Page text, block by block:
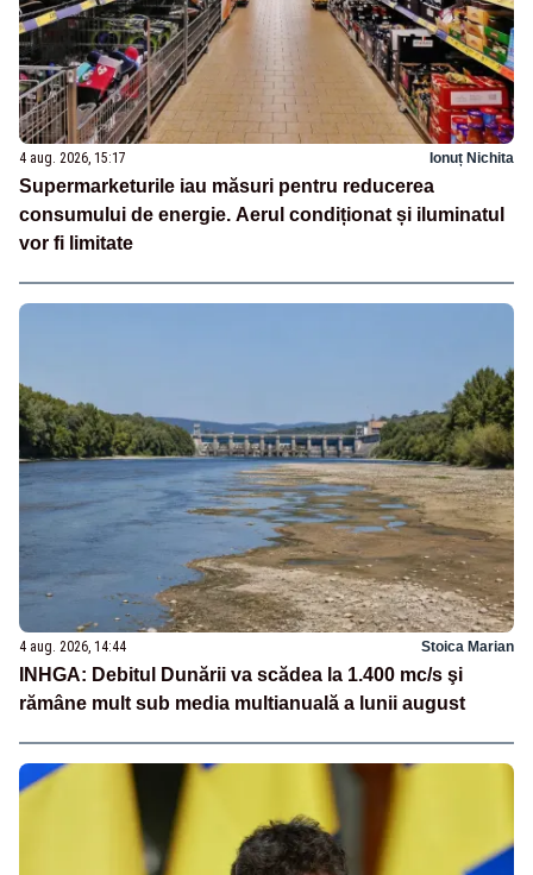
4 aug. 2026, 15:17 Ionuț Nichita
Supermarketurile iau măsuri pentru reducerea
consumului de energie. Aerul condiționat și iluminatul
vor fi limitate
4 aug. 2026, 14:44 Stoica Marian
INHGA: Debitul Dunării va scădea la 1.400 mc/s şi
rămâne mult sub media multianuală a lunii august